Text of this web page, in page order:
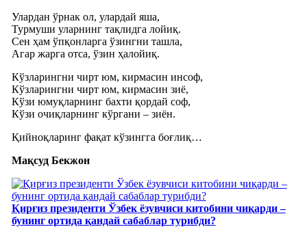
Улардан ўрнак ол, улардай яша,
Турмуши уларнинг тақлидга лойиқ.
Сен ҳам ўпқонларга ўзингни ташла,
Агар жарга отса, ўзин ҳалойиқ.
Кўзларингни чирт юм, кирмасин инсоф,
Кўзларингни чирт юм, кирмасин зиё,
Кўзи юмуқларнинг бахти қордай соф,
Кўзи очиқларнинг кўргани – зиён.
Қийноқларинг фақат кўзингга боғлиқ…
Мақсуд Бекжон
Қирғиз президенти Ўзбек ёзувчиси китобини чиқарди –
бунинг ортида қандай сабаблар турибди?